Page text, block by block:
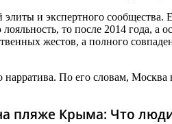
и экспертного
то после 2014 года, а
жестов, а полного
По его словам,
пляже Крыма: Что